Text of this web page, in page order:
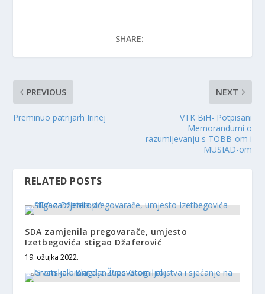
SHARE:
PREVIOUS
Preminuo patrijarh Irinej
NEXT
VTK BiH- Potpisani
Memorandumi o
razumijevanju s TOBB-om i
MUSIAD-om
RELATED POSTS
SDA zamjenila pregovarače, umjesto
Izetbegovića stigao Džaferović
19. ožujka 2022.